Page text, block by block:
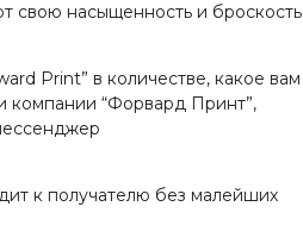
свою насыщенность и броскость
Print” в количестве, какое вам
компании “Форвард Принт”,
к получателю без малейших